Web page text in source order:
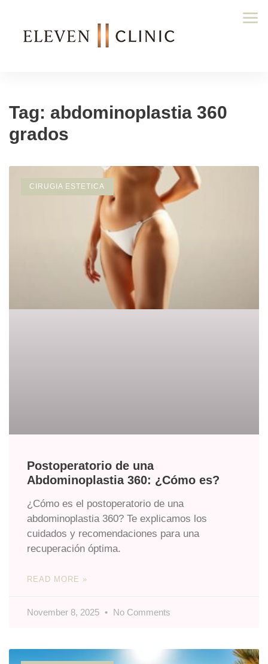
Tag: abdominoplastia 360
grados
CIRUGIA ESTETICA
Postoperatorio de una
Abdominoplastia 360: ¿Cómo es?
¿Cómo es el postoperatorio de una
abdominoplastia 360? Te explicamos los
cuidados y recomendaciones para una
recuperación óptima.
READ MORE »
November 8, 2025 No Comments